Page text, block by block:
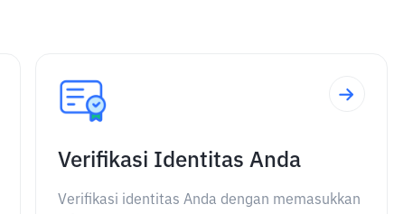
Verifikasi Identitas Anda
Verifikasi identitas Anda dengan memasukkan